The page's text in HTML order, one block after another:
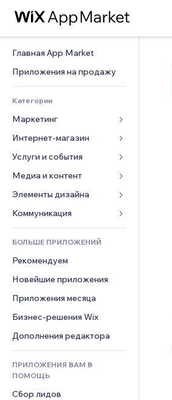
Главная App Market
Приложения на продажу
Категории
Маркетинг
Реклама
Моб. версия
Веб-аналитика
Списки сайтов
Эл. почта
Интернет-магазин
Приложения для магазинов
Доставка
Кнопки продаж
Бухгалтерский учет
Купоны и лояльность
Складские услуги
Еда и напитки
Услуги и события
Отели
События
Рестораны
Недвижимость
Онлайн-запись
Медиа и контент
Галерея
Музыка
Подкасты
Фотография
Видео
PDF
Обмен файлами
Новости
Элементы дизайна
Карты и навигация
Конфиденциальность и
безопасность
Часы
Баннеры и значки
Калькуляторы
Погода
Графики и таблицы
Формы
Опросы
Чат
Комментарии
Телефон
Сообщество
Отзывы и комментарии
Управление отношениями с
клиентом (CRM)
БОЛЬШЕ ПРИЛОЖЕНИЙ
Рекомендуем
Новейшие приложения
Приложения месяца
Бизнес-решения Wix
Дополнения редактора
ПРИЛОЖЕНИЯ ВАМ В
ПОМОЩЬ
Сбор лидов